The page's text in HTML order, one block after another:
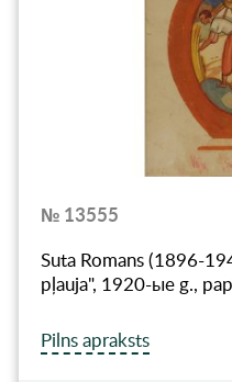
№ 13555
Suta Romans (1896-
pļauja", 1920-ые g.,
Pilns apraksts